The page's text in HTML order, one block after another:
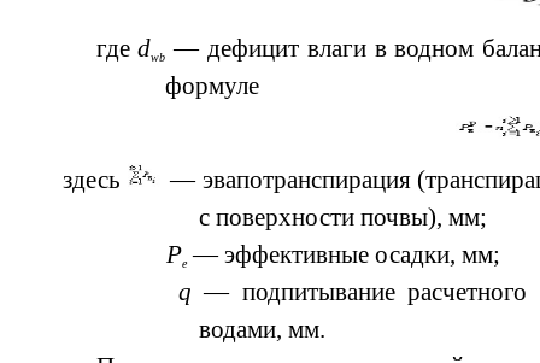
гдеdwb — дефицит влаги в водном
формуле
здесь
— эвапотранспирация
с поверхности почвы), мм;
Ре — эффективные осадки, мм;
q — подпитывание
водами, мм.